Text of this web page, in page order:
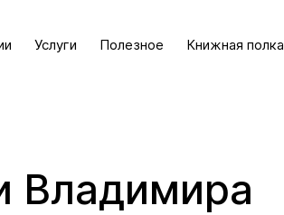
Услуги Полезное Книжная полка
Владимира